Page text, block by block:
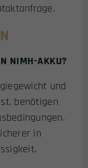
NIMH-AKKU?
und
benötigen
in